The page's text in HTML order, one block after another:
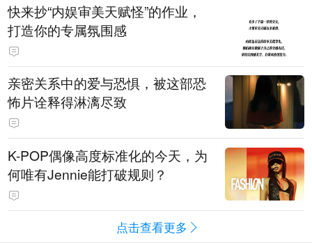
快来抄“内娱审美天赋怪”的作业，
打造你的专属氛围感
亲密关系中的爱与恐惧，被这部恐
怖片诠释得淋漓尽致
K-POP偶像高度标准化的今天，为
何唯有Jennie能打破规则？
点击查看更多